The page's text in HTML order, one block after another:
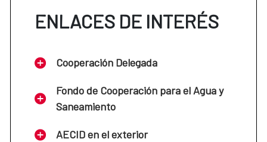
ENLACES DE INTERÉS
Cooperación Delegada
Fondo de Cooperación para el Agua y
Saneamiento
AECID en el exterior